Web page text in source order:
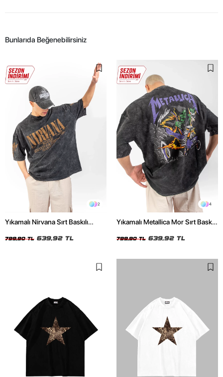
Bunlarıda Beğenebilirsiniz
2
Yıkamalı Nirvana Sırt Baskılı
799,90 TL 639,92 TL
4
Yıkamalı Metallica Mor Sırt Baskılı
799,90 TL 639,92 TL